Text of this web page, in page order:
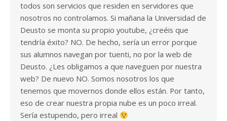
todos son servicios que residen en servidores que
nosotros no controlamos. Si mañana la Universidad de
Deusto se monta su propio youtube, ¿creéis que
tendría éxito? NO. De hecho, sería un error porque
sus alumnos navegan por tuenti, no por la web de
Deusto. ¿Les obligamos a que naveguen por nuestra
web? De nuevo NO. Somos nosotros los que
tenemos que movernos donde ellos están. Por tanto,
eso de crear nuestra propia nube es un poco irreal.
Sería estupendo, pero irreal